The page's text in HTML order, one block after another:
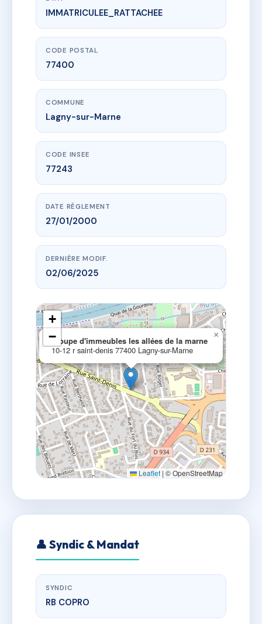
www.vme.plus/AD1847540
groupe d'immeubles les allées de la marne
10-12 r saint-denis
IMMATRICULEE_RATTACHEE
CODE POSTAL
77400
COMMUNE
Lagny-sur-Marne
CODE INSEE
77243
DATE RÈGLEMENT
27/01/2000
DERNIÈRE MODIF.
02/06/2025
groupe d'immeubles les allées de la marne
10-12 r saint-denis 77400 Lagny-sur-Marne
×
+
−
Leaflet | © OpenStreetMap
👤 Syndic & Mandat
SYNDIC
RB COPRO